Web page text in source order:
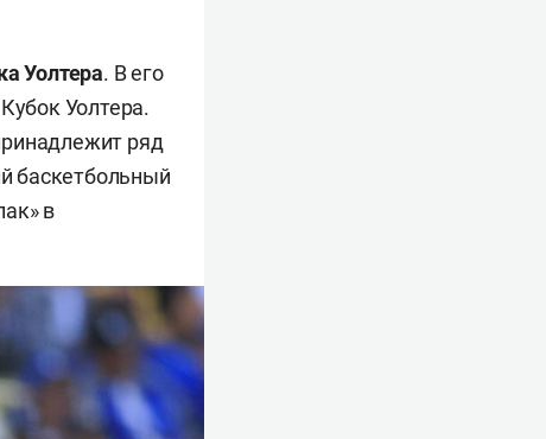
Уолтера. В его
Уолтера.
ряд
баскетбольный
в